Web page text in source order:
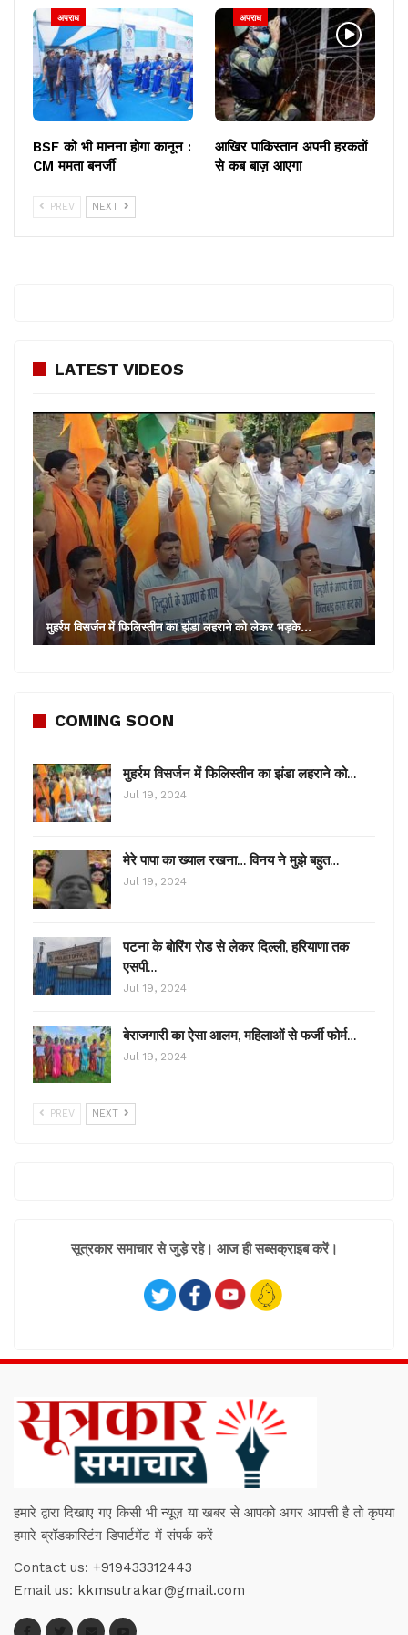
अपराध
BSF को भी मानना होगा कानून :
CM ममता बनर्जी
अपराध
आखिर पाकिस्तान अपनी हरकतों
से कब बाज़ आएगा
PREV NEXT
LATEST VIDEOS
मुहर्रम विसर्जन में फिलिस्तीन का झंडा लहराने को लेकर भड़के…
COMING SOON
मुहर्रम विसर्जन में फिलिस्तीन का झंडा लहराने को…
Jul 19, 2024
मेरे पापा का ख्याल रखना… विनय ने मुझे बहुत…
Jul 19, 2024
पटना के बोरिंग रोड से लेकर दिल्ली, हरियाणा तक
एसपी…
Jul 19, 2024
बेराजगारी का ऐसा आलम, महिलाओं से फर्जी फोर्म…
Jul 19, 2024
PREV NEXT
सूत्रकार समाचार से जुड़े रहे। आज ही सब्सक्राइब करें।
हमारे द्वारा दिखाए गए किसी भी न्यूज़ या खबर से आपको अगर आपत्ती है तो कृपया
हमारे ब्रॉडकास्टिंग डिपार्टमेंट में संपर्क करें
Contact us: +919433312443
Email us: kkmsutrakar@gmail.com